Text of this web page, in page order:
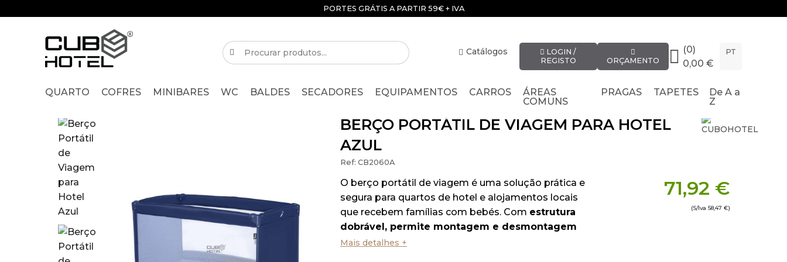
PORTES GRÁTIS A PARTIR 59€ + IVA
Catálogos
LOGIN /
REGISTO
ORÇAMENTO
(0)
0,00 €
PT
QUARTO COFRES MINIBARES WC BALDES SECADORES EQUIPAMENTOS CARROS
ÁREAS
COMUNS
PRAGAS TAPETES
De A a
Z
BERÇO PORTÁTIL DE VIAGEM PARA HOTEL
AZUL
Ref:CB2060A
71,92 €
(S/Iva 58,47 €)
O berço portátil de viagem é uma solução prática e
segura para quartos de hotel e alojamentos locais
que recebem famílias com bebés. Com estrutura
dobrável, permite montagem e desmontagem
rápida, além de facilitar o transporte entre divisões, o
Mais detalhes +